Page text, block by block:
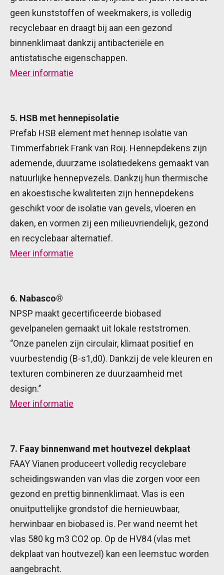
geen kunststoffen of weekmakers, is volledig
recyclebaar en draagt bij aan een gezond
binnenklimaat dankzij antibacteriële en
antistatische eigenschappen.
Meer informatie
5. HSB met hennepisolatie
Prefab HSB element met hennep isolatie van
Timmerfabriek Frank van Roij. Hennepdekens zijn
ademende, duurzame isolatiedekens gemaakt van
natuurlijke hennepvezels. Dankzij hun thermische
en akoestische kwaliteiten zijn hennepdekens
geschikt voor de isolatie van gevels, vloeren en
daken, en vormen zij een milieuvriendelijk, gezond
en recyclebaar alternatief.
Meer informatie
6. Nabasco®
NPSP maakt gecertificeerde biobased
gevelpanelen gemaakt uit lokale reststromen.
‘’Onze panelen zijn circulair, klimaat positief en
vuurbestendig (B-s1,d0). Dankzij de vele kleuren en
texturen combineren ze duurzaamheid met
design.’’
Meer informatie
7. Faay binnenwand met houtvezel dekplaat
FAAY Vianen produceert volledig recyclebare
scheidingswanden van vlas die zorgen voor een
gezond en prettig binnenklimaat. Vlas is een
onuitputtelijke grondstof die hernieuwbaar,
herwinbaar en biobased is. Per wand neemt het
vlas 580 kg m3 CO2 op. Op de HV84 (vlas met
dekplaat van houtvezel) kan een leemstuc worden
aangebracht.